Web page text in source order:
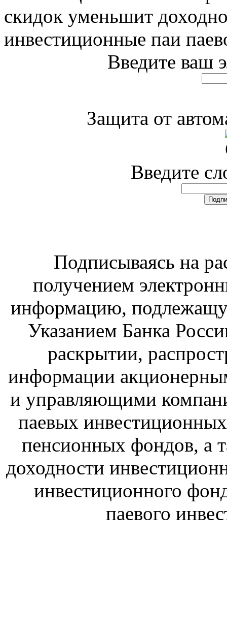
скидок уменьшит
инвестиционные паи
Введите ваш
Защита от
Введите
Подписываясь на
получением
информацию,
Указанием Банка
раскрытии,
информации
и управляющими
паевых
пенсионных фондов, а
доходности
инвестиционного
паевого